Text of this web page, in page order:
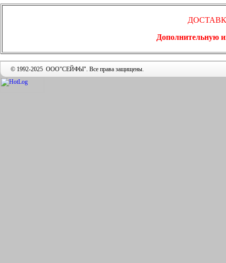
Дополнительную
© 1992-2025 ООО"СЕЙФЫ". Все права защищены.